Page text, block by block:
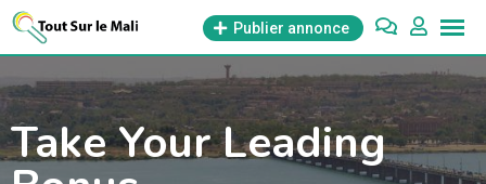
Aller
Publier annonce
Take Your Leading